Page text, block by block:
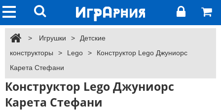
> Игрушки >
Детские
конструкторы
> Lego >
Конструктор Lego Джуниорс
Карета Стефани
Конструктор Lego Джуниорс
Карета Стефани